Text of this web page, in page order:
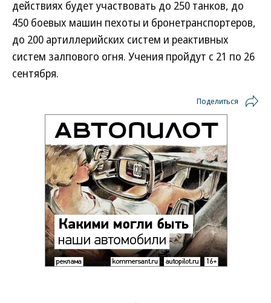
действиях будет участвовать до 250 танков, до
450 боевых машин пехоты и бронетранспортеров,
до 200 артиллерийских систем и реактивных
систем залпового огня. Учения пройдут с 21 по 26
сентября.
Поделиться